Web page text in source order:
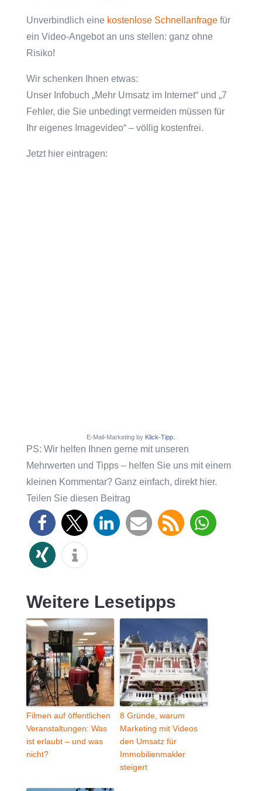
Unverbindlich eine kostenlose Schnellanfragefür
ein Video-Angebot an uns stellen: ganz ohne
Risiko!
Wir schenken Ihnen etwas:
Unser Infobuch „Mehr Umsatz im Internet“ und „7
Fehler, die Sie unbedingt vermeiden müssen für
Ihr eigenes Imagevideo“ – völlig kostenfrei.
Jetzt hier eintragen:
E-Mail-Marketing by Klick-Tipp
PS: Wir helfen Ihnen gerne mit unseren
Mehrwerten und Tipps – helfen Sie uns mit einem
kleinen Kommentar? Ganz einfach, direkt hier.
Teilen Sie diesen Beitrag
Weitere Lesetipps
Filmen auf öffentlichen
Veranstaltungen: Was
ist erlaubt – und was
nicht?
8 Gründe, warum
Marketing mit Videos
den Umsatz für
Immobilienmakler
steigert